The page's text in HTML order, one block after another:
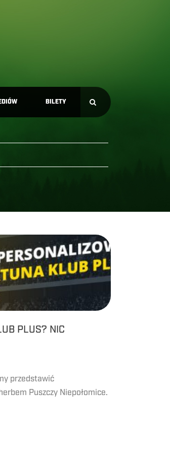
BILETY
PLUS? NIC
przedstawić
Puszczy Niepołomice.